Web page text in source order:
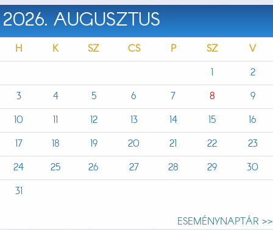
2026. AUGUSZTUS
H K SZ CS P SZ
V
1
2
3
4 5 6 7 8
9
10
11 12 13 14 15
16
17
18 19 20 21 22
23
24
25 26 27 28 29
30
31
ESEMÉNYNAPTÁR >>